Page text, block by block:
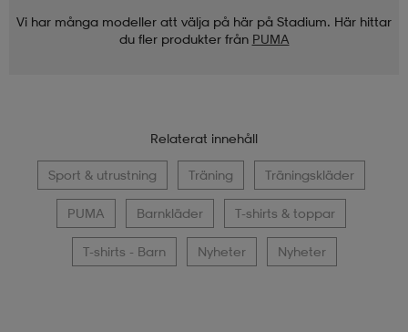
Vi har många modeller att välja på här på Stadium. Här hittar
du fler produkter från PUMA
Relaterat innehåll
Sport & utrustning Träning Träningskläder
PUMA Barnkläder T-shirts & toppar
T-shirts - Barn Nyheter Nyheter